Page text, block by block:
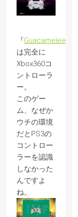
『Guacamelee
は完全に
Xbox360コ
ントローラ
ー。
このゲー
ム、なぜか
ウチの環境
だとPS3の
コントロー
ラーを認識
しなかった
んですよ
ね。